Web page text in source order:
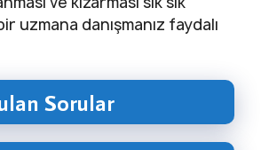
uzmana danışmanız faydalı
Sorular